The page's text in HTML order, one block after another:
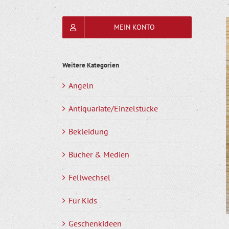
MEIN KONTO
Weitere Kategorien
Angeln
Antiquariate/Einzelstücke
Bekleidung
Bücher & Medien
Fellwechsel
Für Kids
Geschenkideen